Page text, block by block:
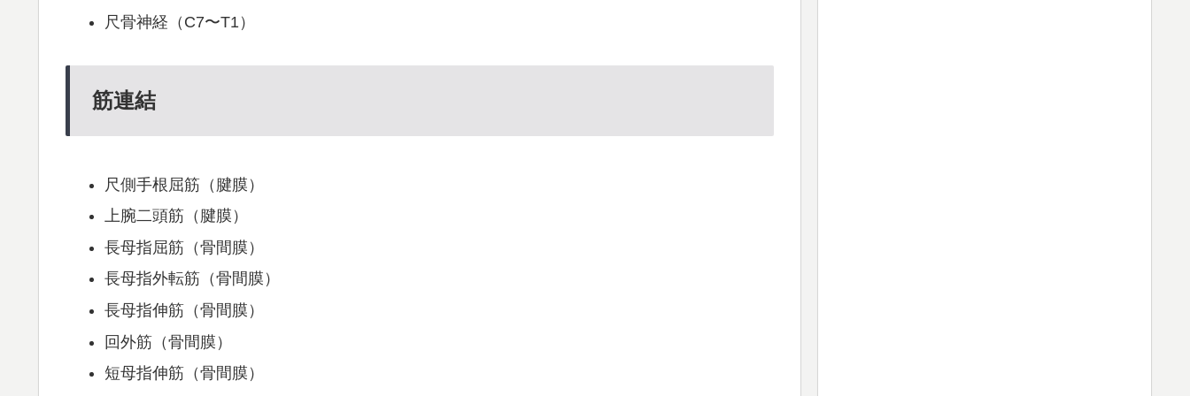
尺骨神経（C7〜T1）
筋連結
尺側手根屈筋（腱膜）
上腕二頭筋（腱膜）
長母指屈筋（骨間膜）
長母指外転筋（骨間膜）
長母指伸筋（骨間膜）
回外筋（骨間膜）
短母指伸筋（骨間膜）